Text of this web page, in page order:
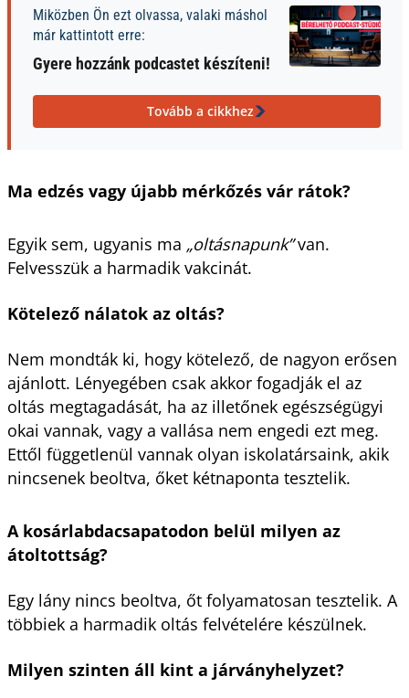
Miközben Ön ezt olvassa, valaki máshol
már kattintott erre:
Gyere hozzánk podcastet készíteni!
Tovább a cikkhez
Ma edzés vagy újabb mérkőzés vár rátok?
Egyik sem, ugyanis ma „oltásnapunk”van.
Felvesszük a harmadik vakcinát.
Kötelező nálatok az oltás?
Nem mondták ki, hogy kötelező, de nagyon erősen
ajánlott. Lényegében csak akkor fogadják el az
oltás megtagadását, ha az illetőnek egészségügyi
okai vannak, vagy a vallása nem engedi ezt meg.
Ettől függetlenül vannak olyan iskolatársaink, akik
nincsenek beoltva, őket kétnaponta tesztelik.
A kosárlabdacsapatodon belül milyen az
átoltottság?
Egy lány nincs beoltva, őt folyamatosan tesztelik. A
többiek a harmadik oltás felvételére készülnek.
Milyen szinten áll kint a járványhelyzet?